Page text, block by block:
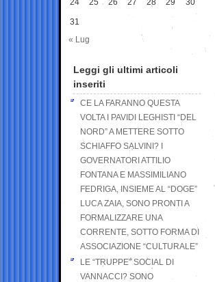
24 25 26 27 28 29 30
31
« Lug
Leggi gli ultimi articoli
inseriti
CE LA FARANNO QUESTA
VOLTA I PAVIDI LEGHISTI “DEL
NORD” A METTERE SOTTO
SCHIAFFO SALVINI? I
GOVERNATORI ATTILIO
FONTANA E MASSIMILIANO
FEDRIGA, INSIEME AL “DOGE”
LUCA ZAIA, SONO PRONTI A
FORMALIZZARE UNA
CORRENTE, SOTTO FORMA DI
ASSOCIAZIONE “CULTURALE”
LE “TRUPPE” SOCIAL DI
VANNACCI? SONO